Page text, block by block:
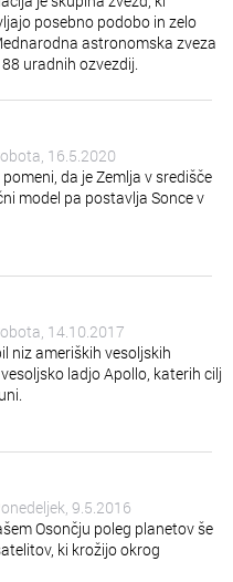
posebno podobo in zelo
astronomska zveza
uradnih ozvezdij.
16.5.2020
da je Zemlja v središče
model pa postavlja Sonce v
14.10.2017
niz ameriških vesoljskih
ladjo Apollo, katerih cilj
9.5.2016
Osončju poleg planetov še
ki krožijo okrog